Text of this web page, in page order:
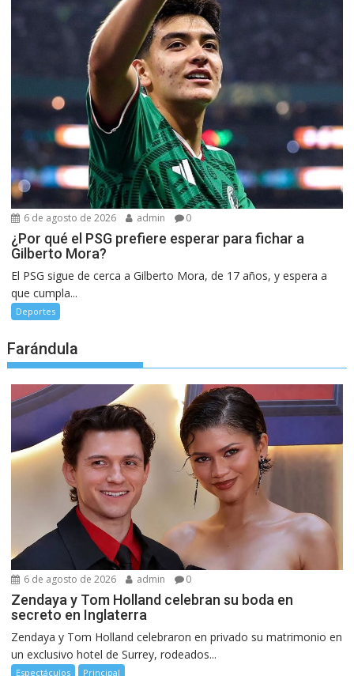
6 de agosto de 2026 admin 0
¿Por qué el PSG prefiere esperar para fichar a
Gilberto Mora?
El PSG sigue de cerca a Gilberto Mora, de 17 años, y espera a
que cumpla...
Deportes
Farándula
6 de agosto de 2026 admin 0
Zendaya y Tom Holland celebran su boda en
secreto en Inglaterra
Zendaya y Tom Holland celebraron en privado su matrimonio en
un exclusivo hotel de Surrey, rodeados...
Espectáculos Principal